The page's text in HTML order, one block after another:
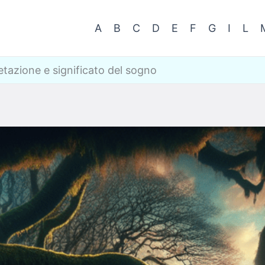
A B C D E F G I L
e significato del sogno